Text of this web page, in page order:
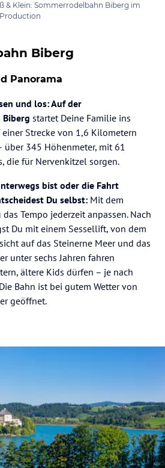
& Klein: Sommerrodelbahn Biberg im
Biberg
Panorama
und los: Auf der
Biberg startet Deine Familie ins
einer Strecke von 1,6 Kilometern
über 345 Höhenmeter, mit 61
die für Nervenkitzel sorgen.
bist oder die Fahrt
Du selbst: Mit dem
Tempo jederzeit anpassen. Nach
Du mit einem Sessellift, von dem
auf das Steinerne Meer und das
unter sechs Jahren fahren
ältere Kids dürfen – je nach
Bahn ist bei gutem Wetter von
geöffnet.